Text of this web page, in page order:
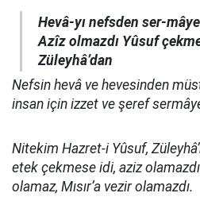
Hevâ-yı nefsden ser-
Azîz olmazdı Yûsuf
Züleyhâ’dan
Nefsin hevâ ve hevesinden
insan için izzet ve şeref
Nitekim Hazret-i Yûsuf,
etek çekmese idi, aziz
olamaz, Mısır’a vezir olamazdı.